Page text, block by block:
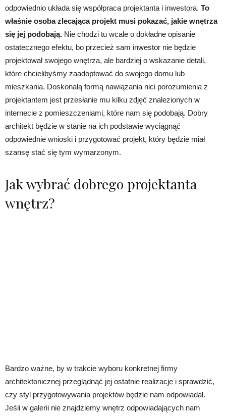
odpowiednio układa się współpraca projektanta i inwestora. To
właśnie osoba zlecająca projekt musi pokazać, jakie wnętrza
się jej podobają. Nie chodzi tu wcale o dokładne opisanie
ostatecznego efektu, bo przecież sam inwestor nie będzie
projektował swojego wnętrza, ale bardziej o wskazanie detali,
które chcielibyśmy zaadoptować do swojego domu lub
mieszkania. Doskonałą formą nawiązania nici porozumienia z
projektantem jest przesłanie mu kilku zdjęć znalezionych w
internecie z pomieszczeniami, które nam się podobają. Dobry
architekt będzie w stanie na ich podstawie wyciągnąć
odpowiednie wnioski i przygotować projekt, który będzie miał
szansę stać się tym wymarzonym.
Jak wybrać dobrego projektanta
wnętrz?
Bardzo ważne, by w trakcie wyboru konkretnej firmy
architektonicznej przeglądnąć jej ostatnie realizacje i sprawdzić,
czy styl przygotowywania projektów będzie nam odpowiadał.
Jeśli w galerii nie znajdziemy wnętrz odpowiadających nam